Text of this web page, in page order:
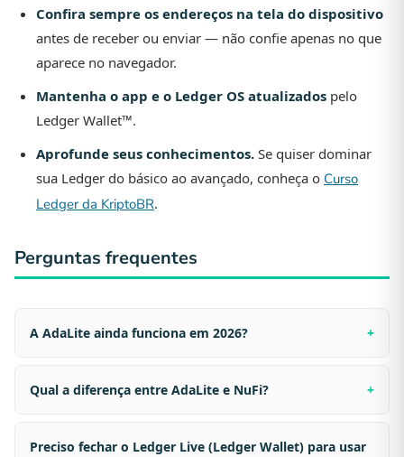
Confira sempre os endereços na tela do dispositivo
antes de receber ou enviar — não confie apenas no que
aparece no navegador.
Mantenha o app e o Ledger OS atualizados pelo
Ledger Wallet™.
Aprofunde seus conhecimentos. Se quiser dominar
sua Ledger do básico ao avançado, conheça o Curso
Ledger da KriptoBR.
Perguntas frequentes
A AdaLite ainda funciona em 2026?
Qual a diferença entre AdaLite e NuFi?
Preciso fechar o Ledger Live (Ledger Wallet) para usar